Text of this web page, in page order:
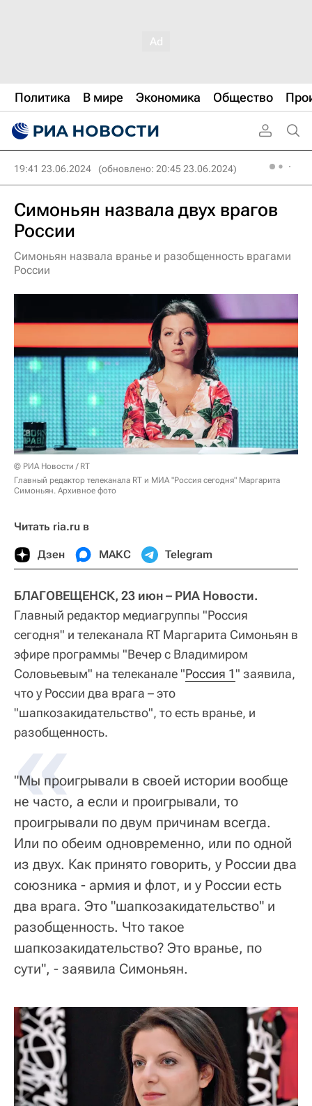
Политика В мире Экономика Общество
19:41 23.06.2024 (обновлено: 20:45 23.06.2024)
Симоньян назвала двух врагов
России
Симоньян назвала вранье и разобщенность врагами
России
© РИА Новости / RT
Главный редактор телеканала RT и МИА "Россия сегодня" Маргарита
Симоньян. Архивное фото
Читать ria.ru в
Дзен МАКС Telegram
БЛАГОВЕЩЕНСК, 23 июн – РИА Новости.
Главный редактор медиагруппы "Россия
сегодня" и телеканала RT Маргарита Симоньян в
эфире программы "Вечер с Владимиром
Соловьевым" на телеканале "Россия 1" заявила,
что у России два врага – это
"шапкозакидательство", то есть вранье, и
разобщенность.
«
"Мы проигрывали в своей истории вообще
не часто, а если и проигрывали, то
проигрывали по двум причинам всегда.
Или по обеим одновременно, или по одной
из двух. Как принято говорить, у России два
союзника - армия и флот, и у России есть
два врага. Это "шапкозакидательство" и
разобщенность. Что такое
шапкозакидательство? Это вранье, по
сути", - заявила Симоньян.